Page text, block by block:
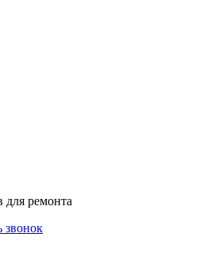
для ремонта
звонок